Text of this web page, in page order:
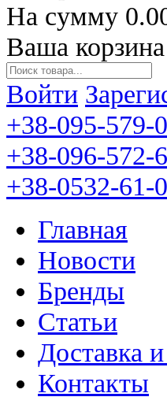
На сумму
Ваша
Войти
+38-095-579-
+38-096-572-
+38-0532-61-
Главная
Новости
Бренды
Статьи
Доставка
Контакты